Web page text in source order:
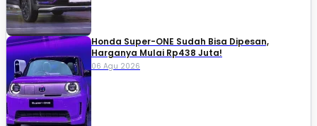
Honda Super-ONE Sudah Bisa Dipesan,
Harganya Mulai Rp438 Juta!
06 Agu 2026